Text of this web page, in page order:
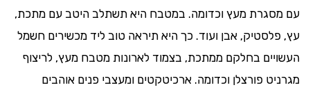
עם מסגרת מעץ וכדומה. במטבח היא תשתלב היטב עם מתכת,
עץ, פלסטיק, אבן ועוד. כך היא תיראה טוב ליד מכשירים חשמל
העשויים בחלקם ממתכת, בצמוד לארונות מטבח מעץ, לריצוף
מגרניט פורצלן וכדומה. ארכיטקטים ומעצבי פנים אוהבים